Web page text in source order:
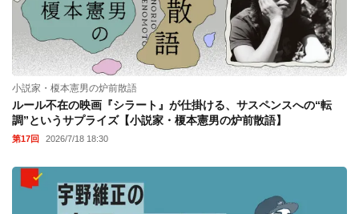
小説家・榎本憲男の炉前散語
ルール不在の映画『シラート』が仕掛ける、サスペンスへの“転
調”というサプライズ【小説家・榎本憲男の炉前散語】
第17回 2026/7/18 18:30